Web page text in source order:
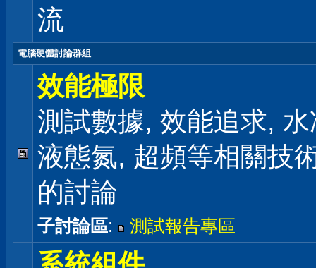
流
電腦硬體討論群組
效能極限
測試數據, 效能追求,
液態氮, 超頻等相關技
的討論
子討論區: 測試報告專區